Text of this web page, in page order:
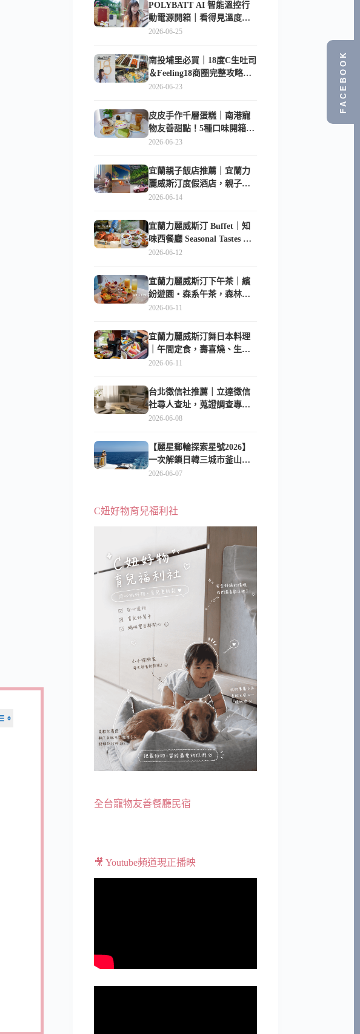
POLYBATT AI 智能溫控行
動電源開箱｜看得見溫度與
電量，外出更安心的
2026-06-25
南投埔里必買｜18度C生吐司
＆Feeling18商圈完整攻略，
在地人帶路這樣逛
2026-06-23
皮皮手作千層蛋糕｜南港寵
物友善甜點！5種口味開箱，
比Lady M便宜一半的台北隱
2026-06-23
宜蘭親子飯店推薦｜宜蘭力
麗威斯汀度假酒店，親子
房、Buffet、泳池、兒童俱樂
2026-06-14
宜蘭力麗威斯汀 Buffet｜知
味西餐廳 Seasonal Tastes 晚
餐早餐吃什麼？
2026-06-12
宜蘭力麗威斯汀下午茶｜繽
紛遊園・森系午茶，森林系
甜點超好拍
2026-06-11
宜蘭力麗威斯汀舞日本料理
｜午間定食，壽喜燒、生魚
片與日式包廂空間
2026-06-11
台北徵信社推薦｜立達徵信
社尋人查址，蒐證調查專家
陪你找回失聯的家人
2026-06-08
【麗星郵輪探索星號2026】
一次解鎖日韓三城市釜山、
長崎、那霸｜餐點升級、表
2026-06-07
C妞好物育兒福利社
全台寵物友善餐廳民宿
🎥 Youtube頻道現正播映
FACEBOOK